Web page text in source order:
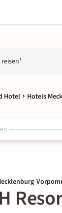
Hotel Hotels